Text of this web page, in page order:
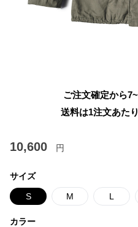
ご注文確定から
送料は1注文あたり
10,600 円
サイズ
S M L
カラー